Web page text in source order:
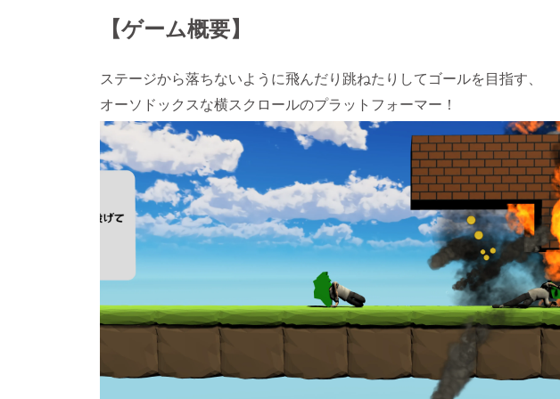
【ゲーム概要】
ステージから落ちないように飛んだり跳ねたりしてゴールを目指す、
オーソドックスな横スクロールのプラットフォーマー！